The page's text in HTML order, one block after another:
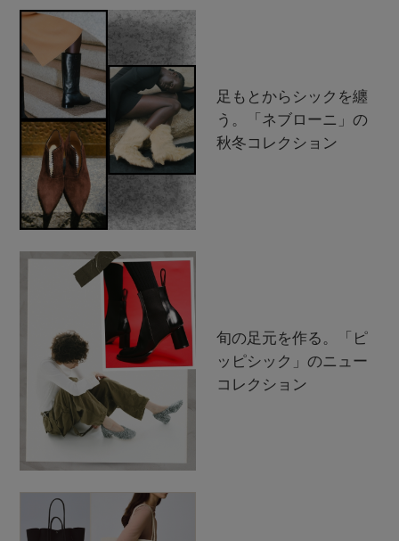
足もとからシックを纏
う。「ネブローニ」の
秋冬コレクション
旬の足元を作る。「ピ
ッピシック」のニュー
コレクション